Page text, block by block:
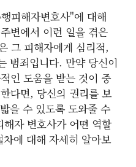
피해자변호사"에 대해
변에서 이런 일을 겪은
그 피해자에게 심리적,
범죄입니다. 만약 당신이
인 도움을 받는 것이 중
다면, 당신의 권리를 보
을 수 있도록 도와줄 수
자 변호사가 어떤 역할
에 대해 자세히 알아보